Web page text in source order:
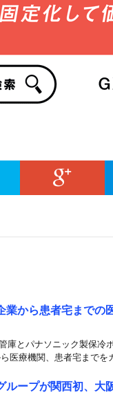
業から患者宅までの
庫とパナソニック製保冷
医療機関、患者宅までを
ループが関西初、大